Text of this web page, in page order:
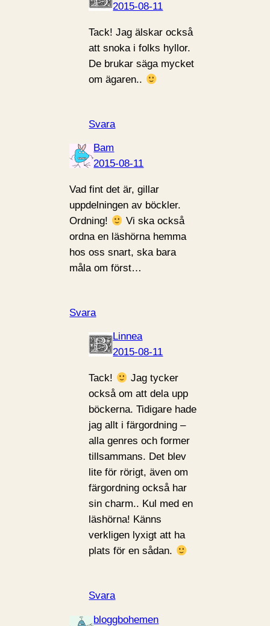
2015-08-11
Tack! Jag älskar också
att snoka i folks hyllor.
De brukar säga mycket
om ägaren..
Svara
Bam
2015-08-11
Vad fint det är, gillar
uppdelningen av böckler.
Ordning!
Vi ska också
ordna en läshörna hemma
hos oss snart, ska bara
måla om först…
Svara
Linnea
2015-08-11
Tack!
Jag tycker
också om att dela upp
böckerna. Tidigare hade
jag allt i färgordning –
alla genres och former
tillsammans. Det blev
lite för rörigt, även om
färgordning också har
sin charm.. Kul med en
läshörna! Känns
verkligen lyxigt att ha
plats för en sådan.
Svara
bloggbohemen